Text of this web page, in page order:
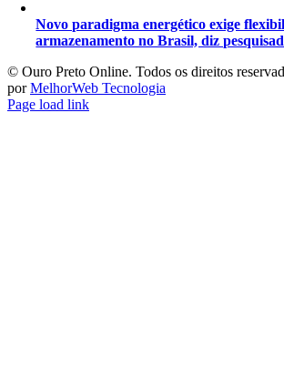
Novo paradigma energético exige
armazenamento no Brasil, diz
©️ Ouro Preto Online. Todos os direitos
porMelhorWeb Tecnologia
Page load link